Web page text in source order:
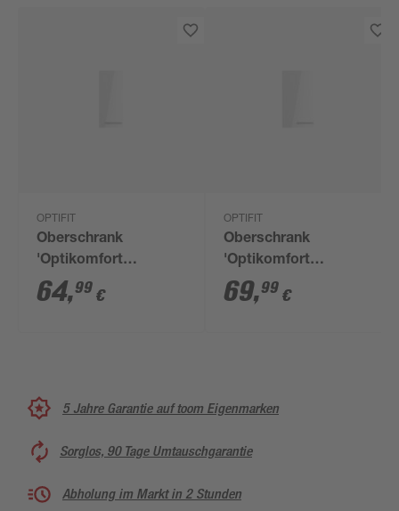
OPTIFIT
Oberschrank
'Optikomfort
Rurik986' weiß 30 x
70,4 x 34,9 cm
64,99 €
OPTIFIT
Oberschrank
'Optikomfort
Rurik986' weiß 40 x
70,4 x 34,9 cm
69,99 €
5 Jahre Garantie auf toom Eigenmarken
Sorglos, 90 Tage Umtauschgarantie
Abholung im Markt in 2 Stunden